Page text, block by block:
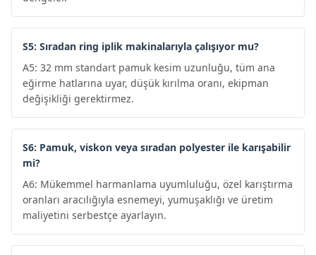
S5: Sıradan ring iplik makinalarıyla çalışıyor mu?
A5: 32 mm standart pamuk kesim uzunluğu, tüm ana
eğirme hatlarına uyar, düşük kırılma oranı, ekipman
değişikliği gerektirmez.
S6: Pamuk, viskon veya sıradan polyester ile karışabilir
mi?
A6: Mükemmel harmanlama uyumluluğu, özel karıştırma
oranları aracılığıyla esnemeyi, yumuşaklığı ve üretim
maliyetini serbestçe ayarlayın.